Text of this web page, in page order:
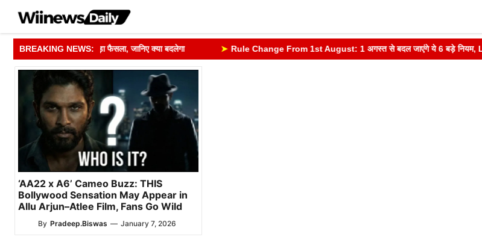
content
BREAKING NEWS:
अपडेट को लेकर लिया बड़ा फैसला, जानिए क्या बदलेगा Rule Change From 1st August: 1 अगस्त से बदल जाएंगे ये 6 बड़े नियम, LPG,
‘AA22 x A6’ Cameo Buzz: THIS
Bollywood Sensation May Appear in
Allu Arjun–Atlee Film, Fans Go Wild
By Pradeep.Biswas — January 7, 2026